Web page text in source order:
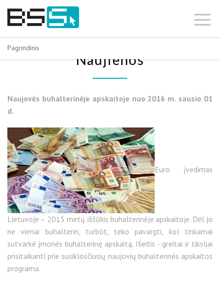
Skip
Pagrindinis
Naujienos
Naujovės buhalterinėje apskaitoje nuo 2016 m. sausio 01
d.
Euro įvedimas
Lietuvoje – 2015 metų iššūkis buhalterinėje apskaitoje. Dėl jo
ne vienai buhalterei, turbūt, teko pavargti, kol tinkamai
sutvarkė įmonės buhalterinę apskaitą. Išeitis - greitai ir tiksliai
prisitaikanti prie susiklosčiusių naujovių buhalterinės apskaitos
programa.